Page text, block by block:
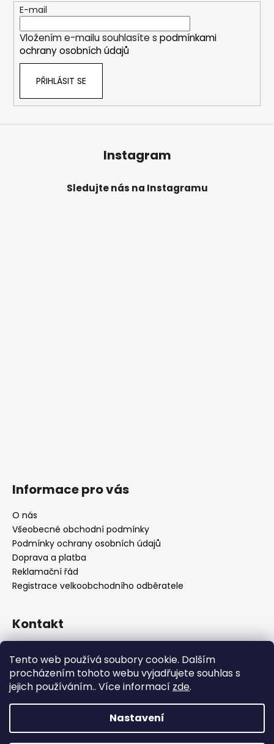
Tento web používá soubory cookie. Dalším
procházením tohoto webu vyjadřujete souhlas s
jejich používáním.. Více informací zde.
Nastavení
E-mail
Vložením e-mailu souhlasíte s podmínkami
ochrany osobních údajů
PŘIHLÁSIT SE
Instagram
Sledujte nás na Instagramu
Informace pro vás
O nás
Všeobecné obchodní podmínky
Podmínky ochrany osobních údajů
Doprava a platba
Reklamační řád
Registrace velkoobchodního odběratele
Kontakt
+420222744000